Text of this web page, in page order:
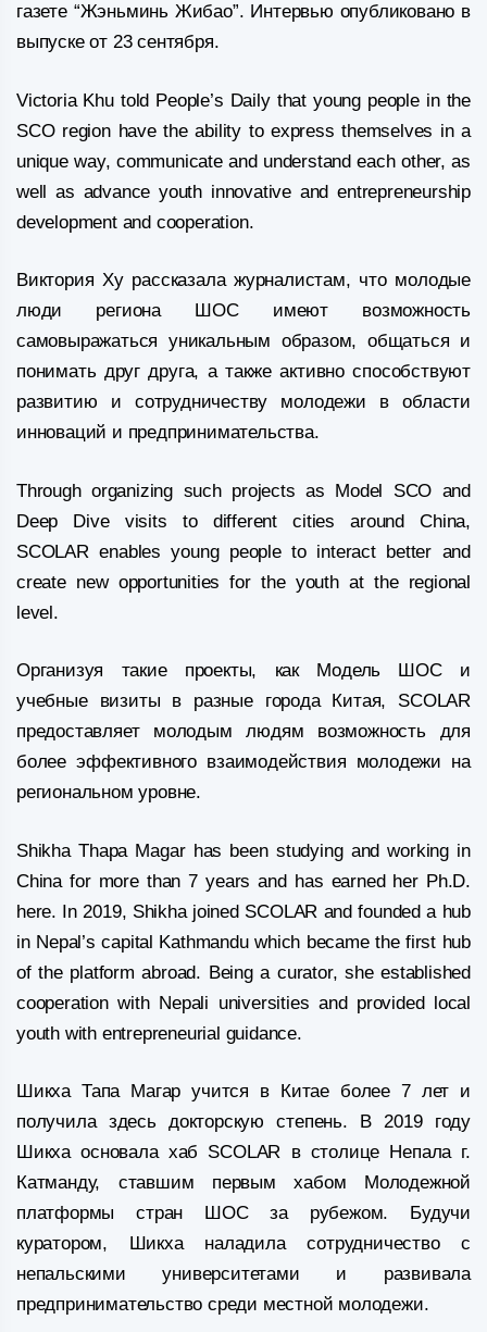
газете “Жэньминь Жибао”. Интервью опубликовано в
выпуске от 23 сентября.
Victoria Khu told People’s Daily that young people in the
SCO region have the ability to express themselves in a
unique way, communicate and understand each other, as
well as advance youth innovative and entrepreneurship
development and cooperation.
Виктория Ху рассказала журналистам, что молодые
люди региона ШОС имеют возможность
самовыражаться уникальным образом, общаться и
понимать друг друга, а также активно способствуют
развитию и сотрудничеству молодежи в области
инноваций и предпринимательства.
Through organizing such projects as Model SCO and
Deep Dive visits to different cities around China,
SCOLAR enables young people to interact better and
create new opportunities for the youth at the regional
level.
Организуя такие проекты, как Модель ШОС и
учебные визиты в разные города Китая, SCOLAR
предоставляет молодым людям возможность для
более эффективного взаимодействия молодежи на
региональном уровне.
Shikha Thapa Magar has been studying and working in
China for more than 7 years and has earned her Ph.D.
here. In 2019, Shikha joined SCOLAR and founded a hub
in Nepal’s capital Kathmandu which became the first hub
of the platform abroad. Being a curator, she established
cooperation with Nepali universities and provided local
youth with entrepreneurial guidance.
Шикха Тапа Магар учится в Китае более 7 лет и
получила здесь докторскую степень. В 2019 году
Шикха основала хаб SCOLAR в столице Непала г.
Катманду, ставшим первым хабом Молодежной
платформы стран ШОС за рубежом. Будучи
куратором, Шикха наладила сотрудничество с
непальскими университетами и развивала
предпринимательство среди местной молодежи.